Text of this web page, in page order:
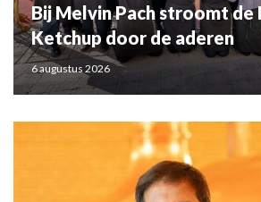
Bij Melvin Pach stroomt de
Ketchup door de aderen
6 augustus 2026